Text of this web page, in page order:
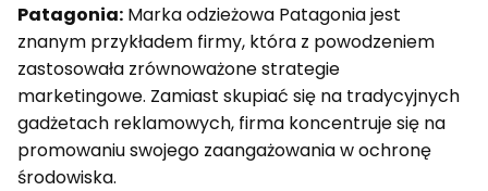
Patagonia: Marka odzieżowa Patagonia jest
znanym przykładem firmy, która z powodzeniem
zastosowała zrównoważone strategie
marketingowe. Zamiast skupiać się na tradycyjnych
gadżetach reklamowych, firma koncentruje się na
promowaniu swojego zaangażowania w ochronę
środowiska.